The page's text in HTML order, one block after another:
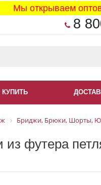
Мы открываем
8
КУПИТЬ
Бриджи, Брюки, Шорты,
футера